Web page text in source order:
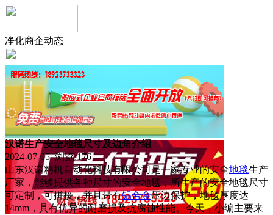
净化商企动态
汉诺生产安全地毯尺寸及边角介绍
2024-07-05 浏览:176
山东汉诺精机自动化科技有限公司是一家专业的安全地毯生产
厂家，能够提供各种尺寸的安全地毯，所生产的安全地毯尺寸
可定制，可拼接，并且带有铝合金压边保护，地毯厚度达
14mm，具有优异的耐磨损及抗腐蚀性能。今天，小编主要来